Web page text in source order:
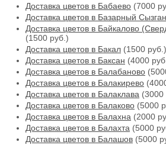
Доставка цветов в Бабаево (7000
Доставка цветов в Базарный Сызган
Доставка цветов в Байкалово
(1500 руб.)
Доставка цветов в Бакал (1500 руб.)
Доставка цветов в Баксан (4000
Доставка цветов в Балабаново
Доставка цветов в Балакирево
Доставка цветов в Балаклава (3000
Доставка цветов в Балаково (5000
Доставка цветов в Балахна (2000
Доставка цветов в Балахта (5000
Доставка цветов в Балашов (5000